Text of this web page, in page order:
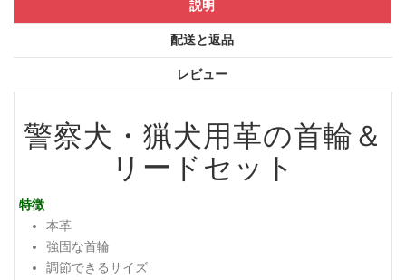
説明
配送と返品
レビュー
警察犬・猟犬用革の首輪＆
リードセット
特徴
本革
強固な首輪
調節できるサイズ